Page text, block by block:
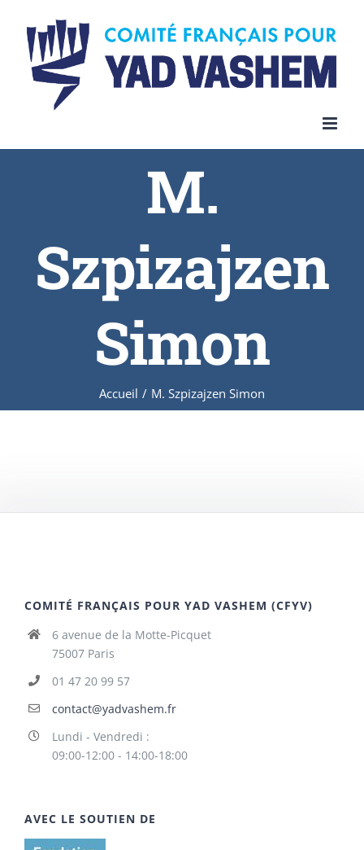
content
M.
Szpizajzen
Simon
Accueil / M. Szpizajzen Simon
COMITÉ FRANÇAIS POUR YAD VASHEM (CFYV)
6 avenue de la Motte-Picquet
75007 Paris
01 47 20 99 57
contact@yadvashem.fr
Lundi - Vendredi :
09:00-12:00 - 14:00-18:00
AVEC LE SOUTIEN DE